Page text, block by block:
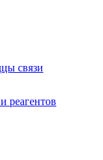
связи
реагентов